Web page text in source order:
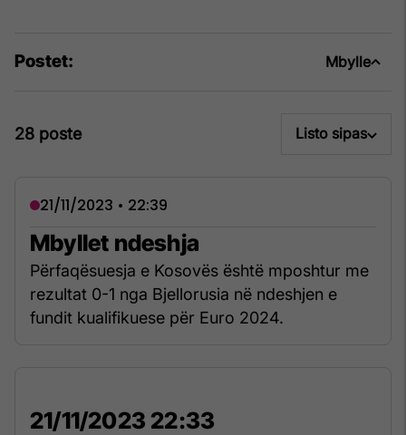
Postet: Mbylle
28 poste Listo sipas
21/11/2023 • 22:39
Mbyllet ndeshja
Përfaqësuesja e Kosovës është mposhtur me
rezultat 0-1 nga Bjellorusia në ndeshjen e
fundit kualifikuese për Euro 2024.
21/11/2023 22:33